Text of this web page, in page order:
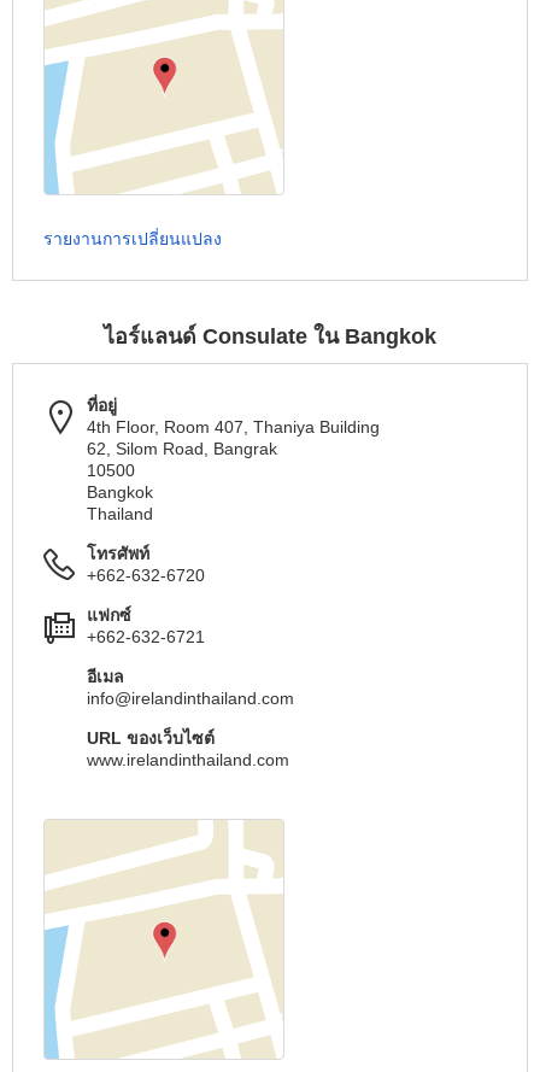
รายงานการเปลี่ยนแปลง
ไอร์แลนด์ Consulate ใน Bangkok
ที่อยู่
4th Floor, Room 407, Thaniya Building
62, Silom Road, Bangrak
10500
Bangkok
Thailand
โทรศัพท์
+662-632-6720
แฟกซ์
+662-632-6721
อีเมล
info@irelandinthailand.com
URL ของเว็บไซต์
www.irelandinthailand.com